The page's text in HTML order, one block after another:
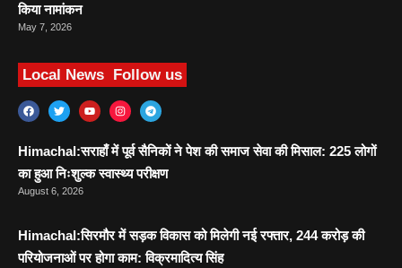
किया नामांकन
May 7, 2026
Local News Follow us
Himachal:सराहाँ में पूर्व सैनिकों ने पेश की समाज सेवा की मिसाल: 225 लोगों
का हुआ निःशुल्क स्वास्थ्य परीक्षण
August 6, 2026
Himachal:सिरमौर में सड़क विकास को मिलेगी नई रफ्तार, 244 करोड़ की
परियोजनाओं पर होगा काम: विक्रमादित्य सिंह